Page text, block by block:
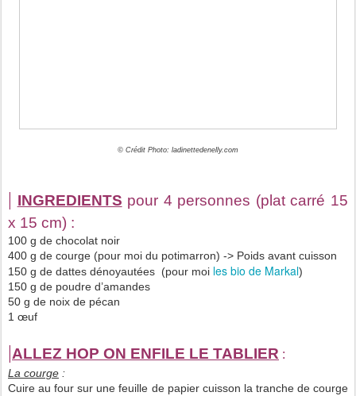
© Crédit Photo: ladinettedenelly.com
INGREDIENTS pour 4 personnes (plat carré 15
x 15 cm) :
100 g de chocolat noir
400 g de courge (pour moi du potimarron) -> Poids avant cuisson
150 g de dattes dénoyautées (pour moi les bio de Markal)
150 g de poudre d’amandes
50 g de noix de pécan
1 œuf
ALLEZ HOP ON ENFILE LE TABLIER :
La courge :
Cuire au four sur une feuille de papier cuisson la tranche de courge